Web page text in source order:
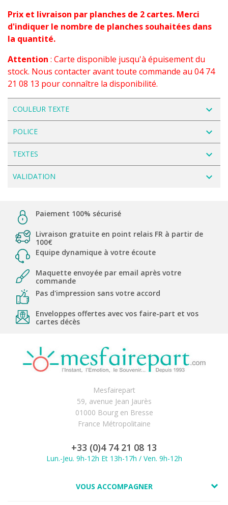
Prix et livraison par planches de 2 cartes. Merci
d'indiquer le nombre de planches souhaitées dans
la quantité.
Attention : Carte disponible jusqu'à épuisement du
stock. Nous contacter avant toute commande au 04 74
21 08 13 pour connaître la disponibilité.
COULEUR TEXTE navigate_next
POLICE navigate_next
TEXTES navigate_next
VALIDATION navigate_next
Paiement 100% sécurisé
Livraison gratuite en point relais FR à partir de
100€
Equipe dynamique à votre écoute
Maquette envoyée par email après votre
commande
Pas d'impression sans votre accord
Enveloppes offertes avec vos faire-part et vos
cartes décès
Mesfairepart
59, avenue Jean Jaurès
01000 Bourg en Bresse
France Métropolitaine
+33 (0)4 74 21 08 13
Lun.-Jeu. 9h-12h Et 13h-17h / Ven. 9h-12h
VOUS ACCOMPAGNER